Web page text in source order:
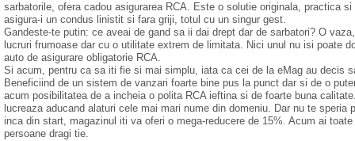
sarbatorile, ofera cadou asigurarea RCA. Este o solutie originala, practica
asigura-i un condus linistit si fara griji, totul cu un singur gest.
Gandeste-te putin: ce aveai de gand sa ii dai drept dar de sarbatori? O
lucruri frumoase dar cu o utilitate extrem de limitata. Nici unul nu isi poate
auto de asigurare obligatorie RCA.
Si acum, pentru ca sa iti fie si mai simplu, iata ca cei de la eMag au decis
Beneficiind de un sistem de vanzari foarte bine pus la punct dar si de o
acum posibilitatea de a incheia o polita RCA ieftina si de foarte buna
lucreaza aducand alaturi cele mai mari nume din domeniu. Dar nu te
inca din start, magazinul iti va oferi o mega-reducere de 15%. Acum ai
persoane dragi tie.